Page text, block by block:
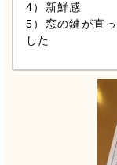
4）新鮮感
5）窓の鍵が直
した